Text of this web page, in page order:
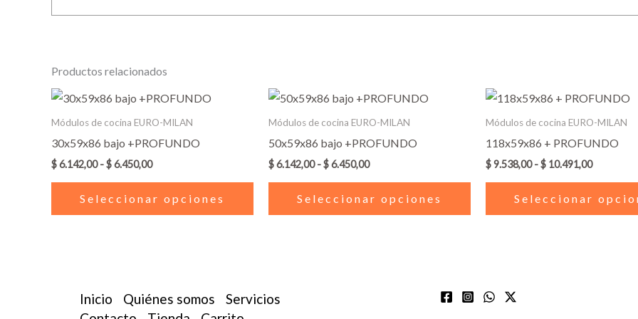
Productos relacionados
Módulos de cocina EURO-MILAN
30x59x86 bajo +PROFUNDO
$6.142,00 -$6.450,00
Rango
de
precios:
$ 6.142,00
hasta
$ 6.450,00
Seleccionar opciones
Este
producto
múltiples
variantes.
opciones
la
Módulos de cocina EURO-MILAN
50x59x86 bajo +PROFUNDO
$6.142,00 -$6.450,00
Rango
de
precios:
$ 6.142,00
hasta
$ 6.450,00
Seleccionar opciones
Este
producto
múltiples
variantes.
opciones
en
Módulos de cocina EURO-MILAN
118x59x86 + PROFUNDO
$9.538,00 -$ 10.491,00
Rango
de
precios:
$ 9.538,00
hasta
$ 10.491,00
Seleccionar
Inicio Quiénes somos
Servicios